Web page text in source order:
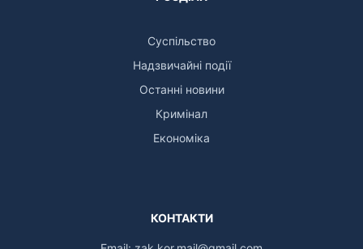
Суспільство
Надзвичайні події
Останні новини
Кримінал
Економіка
КОНТАКТИ